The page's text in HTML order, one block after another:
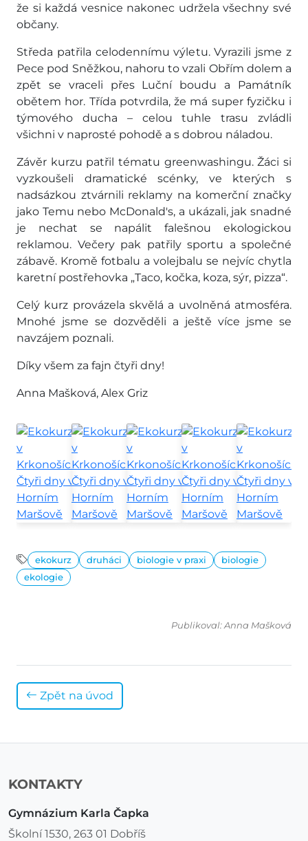
že si každá vesnice nakonec udržela všechny své
občany.
Středa patřila celodennímu výletu. Vyrazili jsme z
Pece pod Sněžkou, nahoru to vzali Obřím dolem a
zpět se vraceli přes Luční boudu a Památník
obětem hor. Třída potvrdila, že má super fyzičku i
týmového ducha – celou tuhle trasu zvládli
všichni v naprosté pohodě a s dobrou náladou.
Závěr kurzu patřil tématu greenwashingu. Žáci si
vyzkoušeli dramatické scénky, ve kterých s
nadsázkou ztvárnili reklamy na komerční značky
jako Temu nebo McDonald's, a ukázali, jak snadné
je nechat se napálit falešnou ekologickou
reklamou. Večery pak patřily sportu a společné
zábavě. Kromě fotbalu a volejbalu se nejvíc chytla
karetní postřehovka „Taco, kočka, koza, sýr, pizza“.
Celý kurz provázela skvělá a uvolněná atmosféra.
Mnohé jsme se dozvěděli a ještě více jsme se
navzájem poznali.
Díky všem za fajn čtyři dny!
Anna Mašková, Alex Griz
ekokurz druháci biologie v praxi
biologie
ekologie
Publikoval: Anna Mašková
Zpět na úvod
KONTAKTY
Gymnázium Karla Čapka
Školní 1530, 263 01 Dobříš